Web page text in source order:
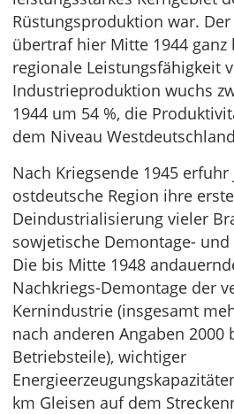
Rüstungsproduktion war.
übertraf hier Mitte 1944
regionale Leistungsfähigkeit
Industrieproduktion wuchs
1944 um 54 %, die
dem Niveau
Nach Kriegsende 1945
ostdeutsche Region ihre
Deindustrialisierung vieler
sowjetische Demontage-
Die bis Mitte 1948
Nachkriegs-Demontage der
Kernindustrie (insgesamt
nach anderen Angaben 2000
Betriebsteile), wichtiger
km Gleisen auf dem